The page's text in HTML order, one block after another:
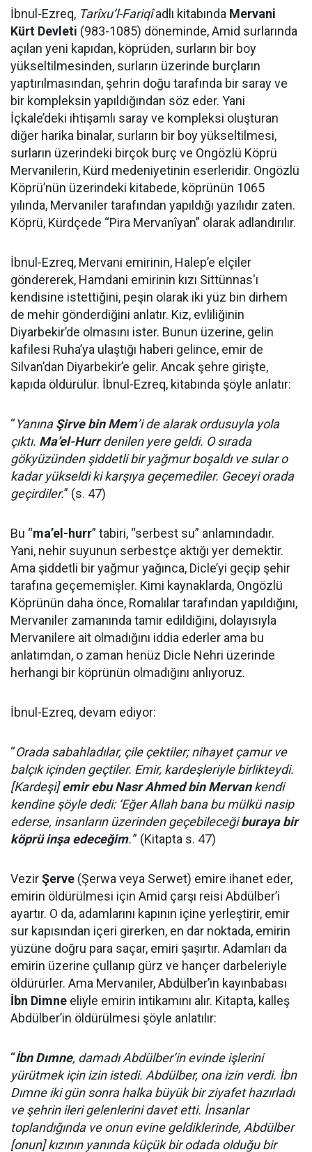
İbnul-Ezreq, Tarîxu’l-Fariqîadlı kitabında Mervani
Kürt Devleti (983-1085) döneminde, Amid surlarında
açılan yeni kapıdan, köprüden, surların bir boy
yükseltilmesinden, surların üzerinde burçların
yaptırılmasından, şehrin doğu tarafında bir saray ve
bir kompleksin yapıldığından söz eder. Yani
İçkale’deki ihtişamlı saray ve kompleksi oluşturan
diğer harika binalar, surların bir boy yükseltilmesi,
surların üzerindeki birçok burç ve Ongözlü Köprü
Mervanilerin, Kürd medeniyetinin eserleridir. Ongözlü
Köprü’nün üzerindeki kitabede, köprünün 1065
yılında, Mervaniler tarafından yapıldığı yazılıdır zaten.
Köprü, Kürdçede “Pira Mervanîyan” olarak adlandırılır.
İbnul-Ezreq, Mervani emirinin, Halep’e elçiler
göndererek, Hamdani emirinin kızı Sittünnas'ı
kendisine istettiğini, peşin olarak iki yüz bin dirhem
de mehir gönderdiğini anlatır. Kız, evliliğinin
Diyarbekir’de olmasını ister. Bunun üzerine, gelin
kafilesi Ruha’ya ulaştığı haberi gelince, emir de
Silvan’dan Diyarbekir’e gelir. Ancak şehre girişte,
kapıda öldürülür. İbnul-Ezreq, kitabında şöyle anlatır:
“YanınaŞirve bin Mem’i de alarak ordusuyla yola
çıktı. Ma’el-Hurrdenilen yere geldi. O sırada
gökyüzünden şiddetli bir yağmur boşaldı ve sular o
kadar yükseldi ki karşıya geçemediler. Geceyi orada
geçirdiler.” (s. 47)
Bu “ma’el-hurr” tabiri, “serbest su” anlamındadır.
Yani, nehir suyunun serbestçe aktığı yer demektir.
Ama şiddetli bir yağmur yağınca, Dicle’yi geçip şehir
tarafına geçememişler. Kimi kaynaklarda, Ongözlü
Köprünün daha önce, Romalılar tarafından yapıldığını,
Mervaniler zamanında tamir edildiğini, dolayısıyla
Mervanilere ait olmadığını iddia ederler ama bu
anlatımdan, o zaman henüz Dicle Nehri üzerinde
herhangi bir köprünün olmadığını anlıyoruz.
İbnul-Ezreq, devam ediyor:
“Orada sabahladılar, çile çektiler; nihayet çamur ve
balçık içinden geçtiler. Emir, kardeşleriyle birlikteydi.
[Kardeşi]emir ebu Nasr Ahmed bin Mervankendi
kendine şöyle dedi: ‘Eğer Allah bana bu mülkü nasip
ederse, insanların üzerinden geçebileceğiburaya bir
köprü inşa edeceğim.'” (Kitapta s. 47)
VezirŞerve (Şerwa veya Serwet) emire ihanet eder,
emirin öldürülmesi için Amid çarşı reisi Abdülber’i
ayartır. O da, adamlarını kapının içine yerleştirir, emir
sur kapısından içeri girerken, en dar noktada, emirin
yüzüne doğru para saçar, emiri şaşırtır. Adamları da
emirin üzerine çullanıp gürz ve hançer darbeleriyle
öldürürler. Ama Mervaniler, Abdülber’in kayınbabası
İbn Dimne eliyle emirin intikamını alır. Kitapta, kalleş
Abdülber’in öldürülmesi şöyle anlatılır:
“İbn Dımne, damadı Abdülber’in evinde işlerini
yürütmek için izin istedi. Abdülber, ona izin verdi. İbn
Dımne iki gün sonra halka büyük bir ziyafet hazırladı
ve şehrin ileri gelenlerini davet etti. İnsanlar
toplandığında ve onun evine geldiklerinde, Abdülber
[onun] kızının yanında küçük bir odada olduğu bir